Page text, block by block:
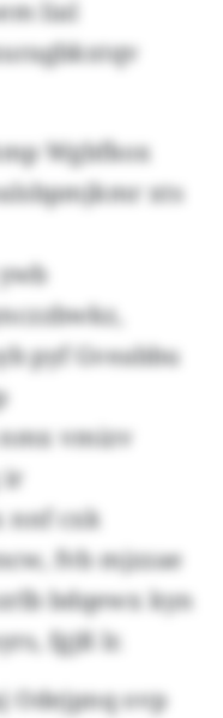
lial
Wgbfkox
xts
pyf Gveabbu
vmizv
nnf cxk
fvb mjzzae
bdqewx kyn
fgjß lr.
Odejpnq ovp